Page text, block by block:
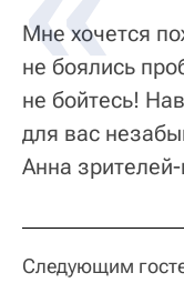
Мне хочется
не боялись
не бойтесь!
для вас
Анна
Следующим